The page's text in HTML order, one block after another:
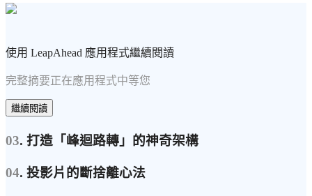
使用 LeapAhead 應用程式繼續閱讀
完整摘要正在應用程式中等您
繼續閱讀
03. 打造「峰迴路轉」的神奇架構
04. 投影片的斷捨離心法